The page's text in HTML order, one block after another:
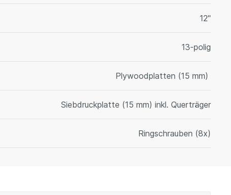
12"
13-polig
Plywoodplatten (15 mm)
Siebdruckplatte (15 mm) inkl. Querträger
Ringschrauben (8x)